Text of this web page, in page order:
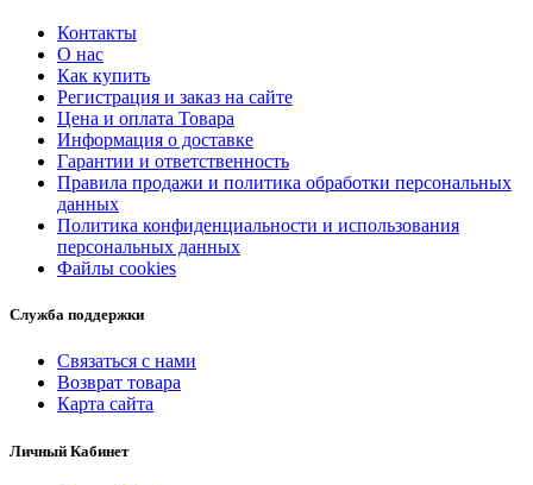
Контакты
О нас
Как купить
Регистрация и заказ на сайте
Цена и оплата Товара
Информация о доставке
Гарантии и ответственность
Правила продажи и политика обработки персональных
данных
Политика конфиденциальности и использования
персональных данных
Файлы cookies
Служба поддержки
Связаться с нами
Возврат товара
Карта сайта
Личный Кабинет